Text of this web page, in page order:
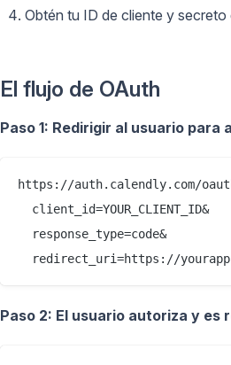
Obtén tu ID de cliente y secreto
El flujo de OAuth
Paso 1: Redirigir al usuario para
https://auth.calendly.com/
  client_id=YOUR_CLIENT_ID&
  response_type=code&
Paso 2: El usuario autoriza y es